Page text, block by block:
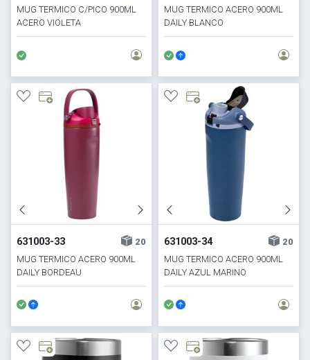
MUG TERMICO C/PICO 900ML
ACERO VIOLETA
MUG TERMICO ACERO 900ML
DAILY BLANCO
631003-33
20
MUG TERMICO ACERO 900ML
DAILY BORDEAU
631003-34
20
MUG TERMICO ACERO 900ML
DAILY AZUL MARINO